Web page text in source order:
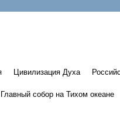
Цивилизация Духа
Главный собор на Тихом океане